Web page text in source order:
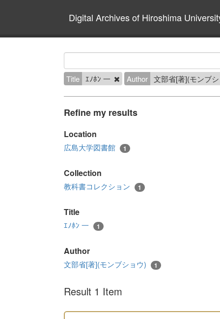
Digital Archives of Hiroshima
Title ｴﾉﾎﾝ 一 Author 文部省[著](モンブ
Refine my results
Location
広島大学図書館 1
Collection
教科書コレクション 1
Title
ｴﾉﾎﾝ 一 1
Author
文部省[著](モンブショウ) 1
Result 1 Item